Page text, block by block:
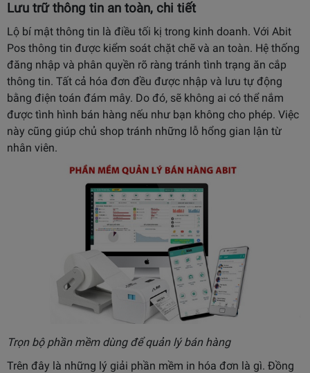
Lưu trữ thông tin an toàn, chi tiết
Lộ bí mật thông tin là điều tối kị trong kinh doanh. Với Abit
Pos thông tin được kiểm soát chặt chẽ và an toàn. Hệ thống
đăng nhập và phân quyền rõ ràng tránh tình trạng ăn cắp
thông tin. Tất cả hóa đơn đều được nhập và lưu tự động
bằng điện toán đám mây. Do đó, sẽ không ai có thể nắm
được tình hình bán hàng nếu như bạn không cho phép. Việc
này cũng giúp chủ shop tránh những lỗ hổng gian lận từ
nhân viên.
Trọn bộ phần mềm dùng để quản lý bán hàng
Trên đây là những lý giải phần mềm in hóa đơn là gì. Đồng